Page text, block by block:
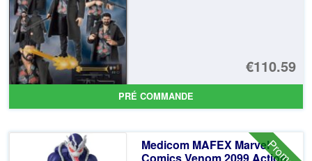
€110.59
PRÉ COMMANDE
Medicom MAFEX Marvel